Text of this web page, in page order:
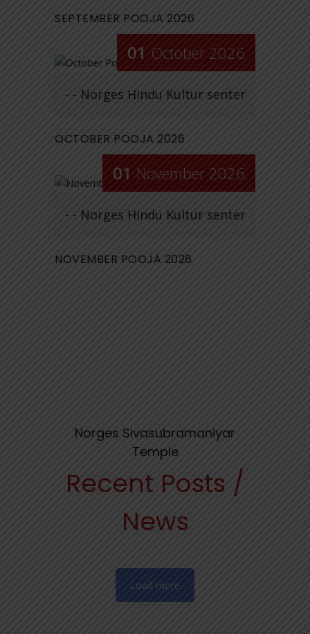
SEPTEMBER POOJA 2026
01 October 2026
- - Norges Hindu Kultur senter
OCTOBER POOJA 2026
01 November 2026
- - Norges Hindu Kultur senter
NOVEMBER POOJA 2026
Norges Sivasubramaniyar
Temple
Recent Posts /
News
Load more